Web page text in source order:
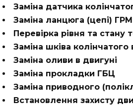
Заміна датчика
Заміна ланцюга (цепі) ГРМ
Перевірка рівня та стану
Заміна шківа колінчатого
Заміна оливи в двигуні
Заміна прокладки ГБЦ
Заміна приводного
Встановлення захисту